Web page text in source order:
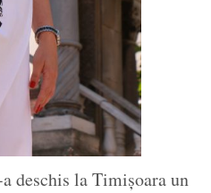
deschis la Timișoara un